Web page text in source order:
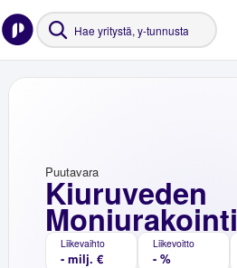
Kiuruveden
Moniurakointi
Puutavara
Liikevaihto
- milj. €
Liikevoitto
- %